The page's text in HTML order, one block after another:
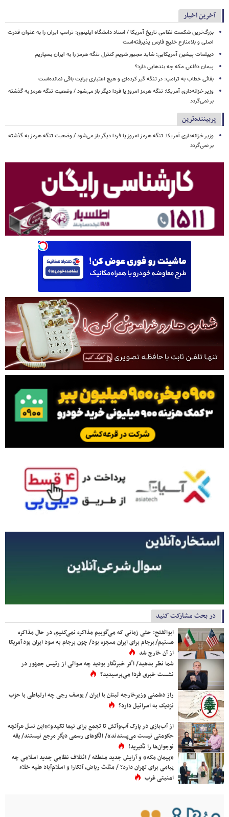
آخرین اخبار
بزرگ‌ترین شکست نظامی تاریخ آمریکا / استاد دانشگاه ایلینوی: ترامپ ایران را به عنوان قدرت
اصلی و بلامنازع خلیج فارس پذیرفته‌است
دیپلمات پیشین آمریکایی: شاید مجبور شویم کنترل تنگه هرمز را به ایران بسپاریم
پیمان دفاعی مکه چه بندهایی دارد؟
بقائی خطاب به ترامپ: در تنگه گیر کرده‌ای و هیچ اعتباری برایت باقی نمانده‌است
وزیر خزانه‌داری آمریکا: تنگه هرمز امروز یا فردا دیگر باز می‌شود / وضعیت تنگه هرمز به گذشته
بر نمی‌گردد
پربیننده‌ترین
وزیر خزانه‌داری آمریکا: تنگه هرمز امروز یا فردا دیگر باز می‌شود / وضعیت تنگه هرمز به گذشته
بر نمی‌گردد
در بحث مشارکت کنید
ابوالفتح: حتی زمانی که می‌گوییم مذاکره نمی‌کنیم، در حال مذاکره
هستیم/ برجام برای ایران معجزه بود/ چون برجام به سود ایران بود آمریکا
از آن خارج شد
شما نظر بدهید/ اگر خبرنگار بودید چه سوالی از رئیس جمهور در
نشست خبری فردا می‌پرسیدید؟
راز دشمنی وزیرخارجه لبنان با ایران / یوسف رجی چه ارتباطی با حزب
نزدیک به اسرائیل دارد؟
از آب‌بازی در پارک آب‌وآتش تا تجمع برای نیما تکیدو؛«این نسل هرآنچه
حکومتی نیست می‌پسندند»/ الگوهای رسمی دیگر مرجع نیستند/ یقه
نوجوان‌ها را نگیرید!
«پیمان مکه» و آرایش جدید منطقه / ائتلاف نظامی جدید اسلامی چه
پیامی برای تهران دارد؟ / مثلث ریاض، آنکارا و اسلام‌آباد علیه خلاء
امنیتی غرب